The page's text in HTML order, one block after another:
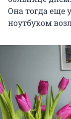
Она тогда еще
ноутбуком